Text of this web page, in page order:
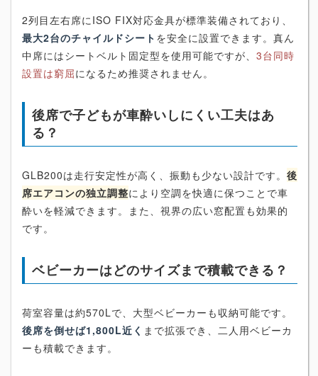
2列目左右席にISO FIX対応金具が標準装備されており、
最大2台のチャイルドシート を安全に設置できます。真ん
中席にはシートベルト固定型を使用可能ですが、 3台同時
設置は窮屈になるため推奨されません。
後席で子どもが車酔いしにくい工夫はあ
る？
GLB200は走行安定性が高く、振動も少ない設計です。 後
席エアコンの独立調整により空調を快適に保つことで車
酔いを軽減できます。また、視界の広い窓配置も効果的
です。
ベビーカーはどのサイズまで積載できる？
荷室容量は約570Lで、大型ベビーカーも収納可能です。
後席を倒せば1,800L近く まで拡張でき、二人用ベビーカ
ーも積載できます。